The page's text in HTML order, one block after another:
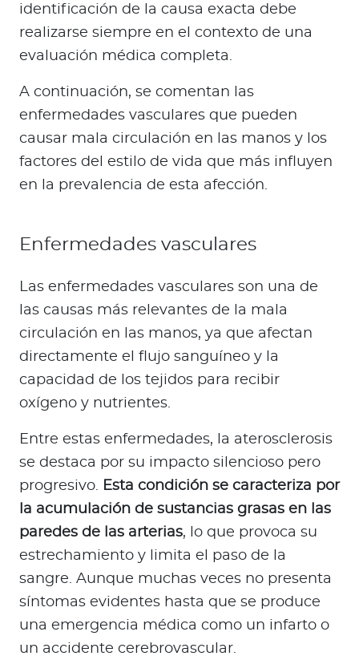
identificación de la causa exacta debe
realizarse siempre en el contexto de una
evaluación médica completa.
A continuación, se comentan las
enfermedades vasculares que pueden
causar mala circulación en las manos y los
factores del estilo de vida que más influyen
en la prevalencia de esta afección.
Enfermedades vasculares
Las enfermedades vasculares son una de
las causas más relevantes de la mala
circulación en las manos, ya que afectan
directamente el flujo sanguíneo y la
capacidad de los tejidos para recibir
oxígeno y nutrientes.
Entre estas enfermedades, la aterosclerosis
se destaca por su impacto silencioso pero
progresivo. Esta condición se caracteriza por
la acumulación de sustancias grasas en las
paredes de las arterias, lo que provoca su
estrechamiento y limita el paso de la
sangre. Aunque muchas veces no presenta
síntomas evidentes hasta que se produce
una emergencia médica como un infarto o
un accidente cerebrovascular.